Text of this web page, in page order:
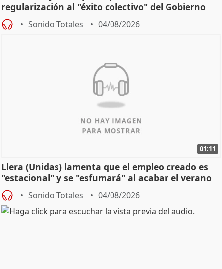
regularización al "éxito colectivo" del Gobierno
Sonido Totales 04/08/2026
01:11
Llera (Unidas) lamenta que el empleo creado es
"estacional" y se "esfumará" al acabar el verano
Sonido Totales 04/08/2026